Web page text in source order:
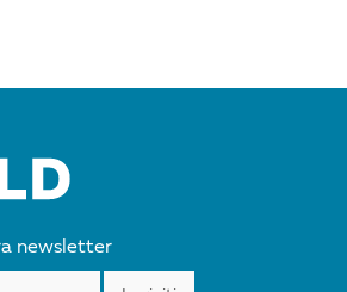
newsletter